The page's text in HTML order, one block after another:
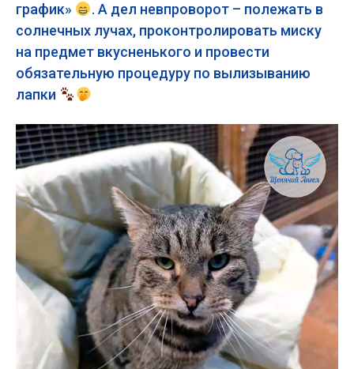
график»
. А дел невпроворот – полежать в
солнечных лучах, проконтролировать миску
на предмет вкусненького и провести
обязательную процедуру по вылизыванию
лапки